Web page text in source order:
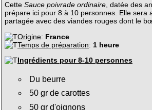
Cette Sauce poivrade ordinaire, datée des
prépare ici pour 8 à 10 personnes. Elle sera
partagée avec des viandes rouges dont le
Origine: France
Temps de préparation: 1 heure
Ingrédients pour 8-10 personnes
Du beurre
50 gr de carottes
50 gr d'oignons